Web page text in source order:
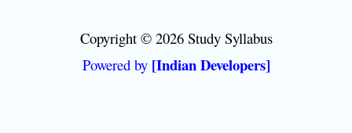
Copyright © 2026 Study Syllabus
Powered by [Indian Developers]